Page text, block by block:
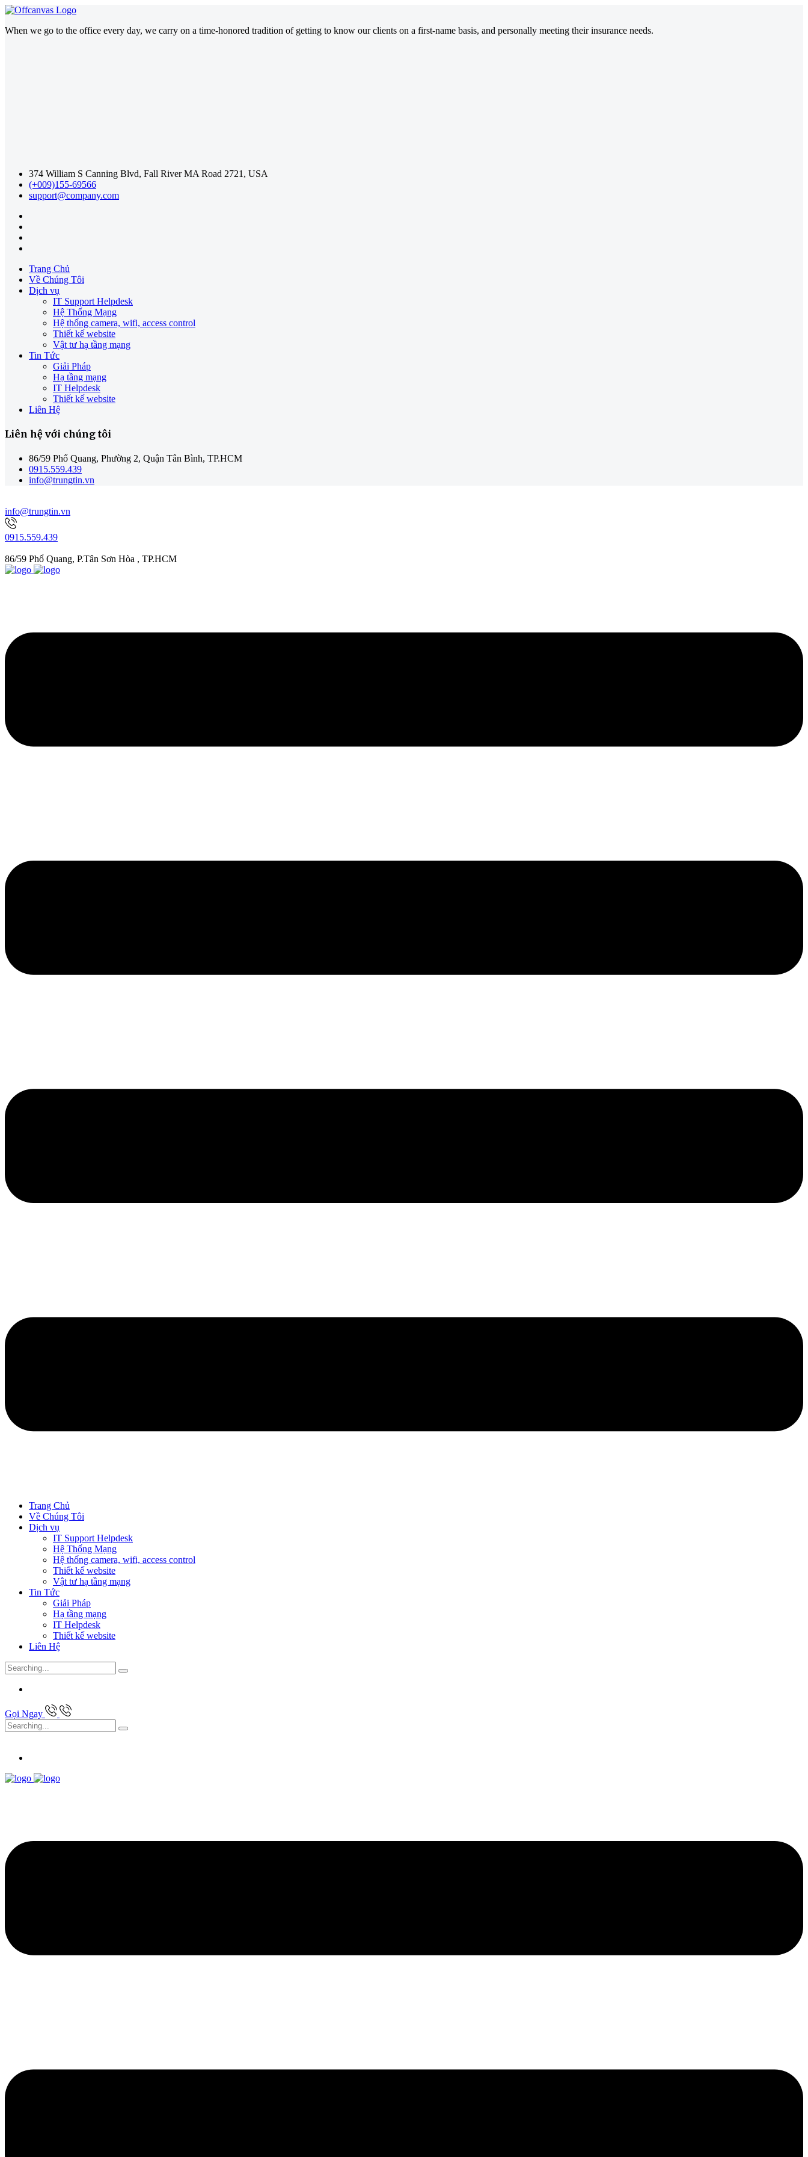
When we go to the office every day, we carry on a time-honored tradition of getting to know our clients on a first-name basis, and personally meeting their insurance needs.
374 William S Canning Blvd, Fall River MA Road 2721, USA
(+009)155-69566
support@company.com
Trang Chủ
Về Chúng Tôi
Dịch vụ
IT Support Helpdesk
Hệ Thống Mạng
Hệ thống camera, wifi, access control
Thiết kế website
Vật tư hạ tầng mạng
Tin Tức
Giải Pháp
Hạ tầng mạng
IT Helpdesk
Thiết kế website
Liên Hệ
Liên hệ với chúng tôi
86/59 Phổ Quang, Phường 2, Quận Tân Bình, TP.HCM
0915.559.439
info@trungtin.vn
info@trungtin.vn
0915.559.439
86/59 Phổ Quang, P.Tân Sơn Hòa , TP.HCM
Trang Chủ
Về Chúng Tôi
Dịch vụ
IT Support Helpdesk
Hệ Thống Mạng
Hệ thống camera, wifi, access control
Thiết kế website
Vật tư hạ tầng mạng
Tin Tức
Giải Pháp
Hạ tầng mạng
IT Helpdesk
Thiết kế website
Liên Hệ
Search
for:
Gọi Ngay
Search
for: